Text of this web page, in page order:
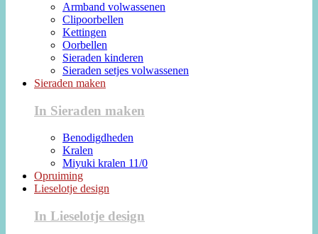
Armband volwassenen
Clipoorbellen
Kettingen
Oorbellen
Sieraden kinderen
Sieraden setjes volwassenen
Sieraden maken
In Sieraden maken
Benodigdheden
Kralen
Miyuki kralen 11/0
Opruiming
Lieselotje design
In Lieselotje design